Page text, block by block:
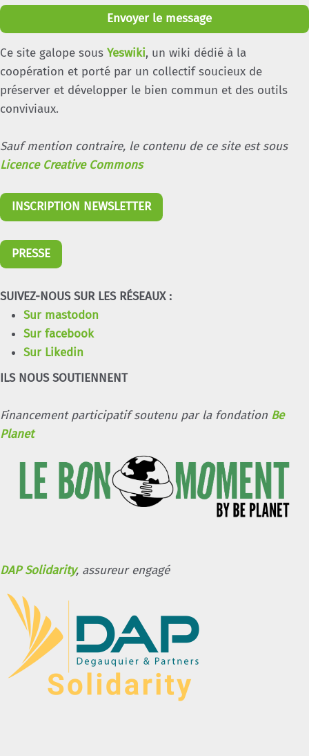
Envoyer le message
Ce site galope sous Yeswiki, un wiki dédié à la
coopération et porté par un collectif soucieux de
préserver et développer le bien commun et des outils
conviviaux.
Sauf mention contraire, le contenu de ce site est sous
Licence Creative Commons
INSCRIPTION NEWSLETTER
PRESSE
SUIVEZ-NOUS SUR LES RÉSEAUX :
Sur mastodon
Sur facebook
Sur Likedin
ILS NOUS SOUTIENNENT
Financement participatif soutenu par la fondation Be
Planet
DAP Solidarity, assureur engagé